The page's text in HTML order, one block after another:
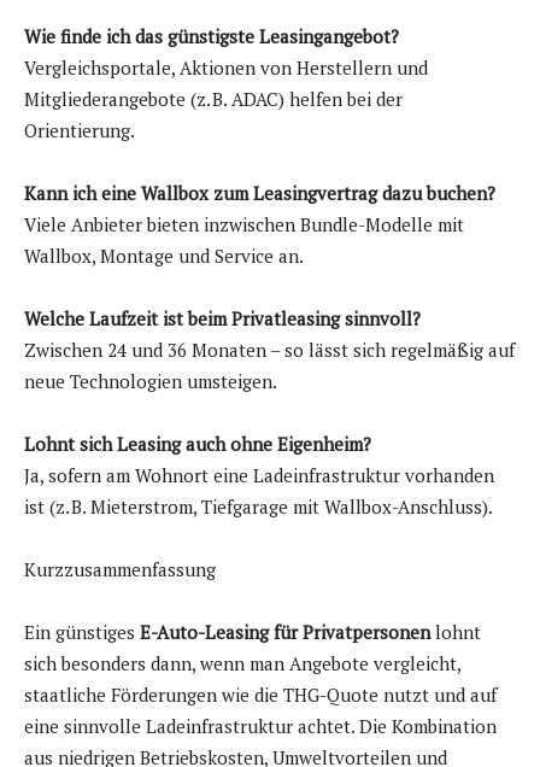
Wie finde ich das günstigste Leasingangebot?
Vergleichsportale, Aktionen von Herstellern und
Mitgliederangebote (z. B. ADAC) helfen bei der
Orientierung.
Kann ich eine Wallbox zum Leasingvertrag dazu buchen?
Viele Anbieter bieten inzwischen Bundle-Modelle mit
Wallbox, Montage und Service an.
Welche Laufzeit ist beim Privatleasing sinnvoll?
Zwischen 24 und 36 Monaten – so lässt sich regelmäßig auf
neue Technologien umsteigen.
Lohnt sich Leasing auch ohne Eigenheim?
Ja, sofern am Wohnort eine Ladeinfrastruktur vorhanden
ist (z. B. Mieterstrom, Tiefgarage mit Wallbox-Anschluss).
Kurzzusammenfassung
Ein günstiges E-Auto-Leasing für Privatpersonen lohnt
sich besonders dann, wenn man Angebote vergleicht,
staatliche Förderungen wie die THG-Quote nutzt und auf
eine sinnvolle Ladeinfrastruktur achtet. Die Kombination
aus niedrigen Betriebskosten, Umweltvorteilen und